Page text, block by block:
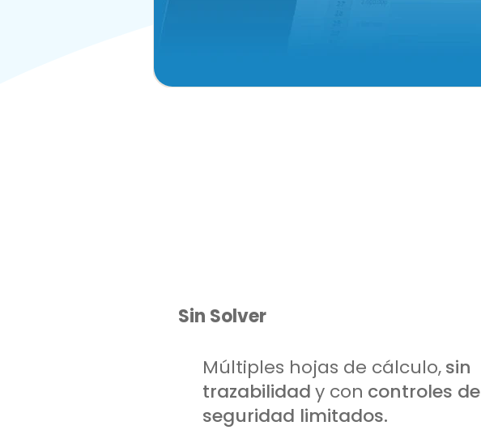
Múltiples hojas de cálculo, sin
trazabilidady con controles de
seguridad limitados.
Sin Solver